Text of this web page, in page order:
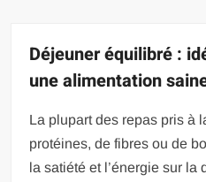
Déjeuner équilibré :
une alimentation
La plupart des repas pris à
protéines, de fibres ou de
la satiété et l’énergie sur la